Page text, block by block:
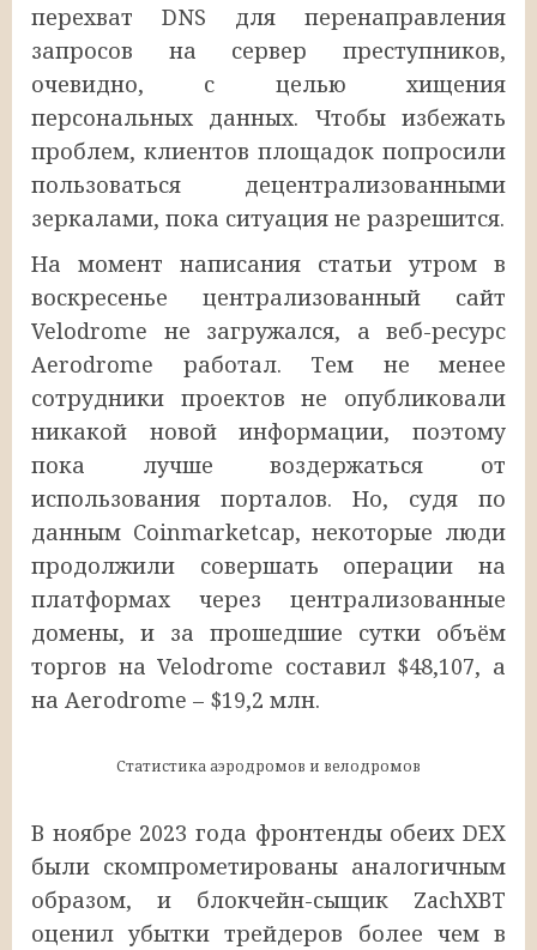
перехват DNS для перенаправления
запросов на сервер преступников,
очевидно, с целью хищения
персональных данных. Чтобы избежать
проблем, клиентов площадок попросили
пользоваться децентрализованными
зеркалами, пока ситуация не разрешится.
На момент написания статьи утром в
воскресенье централизованный сайт
Velodrome не загружался, а веб-ресурс
Aerodrome работал. Тем не менее
сотрудники проектов не опубликовали
никакой новой информации, поэтому
пока лучше воздержаться от
использования порталов. Но, судя по
данным Coinmarketcap, некоторые люди
продолжили совершать операции на
платформах через централизованные
домены, и за прошедшие сутки объём
торгов на Velodrome составил $48,107, а
на Aerodrome – $19,2 млн.
Статистика аэродромов и велодромов
В ноябре 2023 года фронтенды обеих DEX
были скомпрометированы аналогичным
образом, и блокчейн-сыщик ZachXBT
оценил убытки трейдеров более чем в